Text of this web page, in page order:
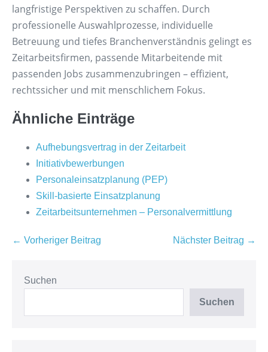
langfristige Perspektiven zu schaffen. Durch
professionelle Auswahlprozesse, individuelle
Betreuung und tiefes Branchenverständnis gelingt es
Zeitarbeitsfirmen, passende Mitarbeitende mit
passenden Jobs zusammenzubringen – effizient,
rechtssicher und mit menschlichem Fokus.
Ähnliche Einträge
Aufhebungsvertrag in der Zeitarbeit
Initiativbewerbungen
Personaleinsatzplanung (PEP)
Skill-basierte Einsatzplanung
Zeitarbeitsunternehmen – Personalvermittlung
Beitragsnavigation
← Vorheriger Beitrag Nächster Beitrag →
Suchen
Suchen